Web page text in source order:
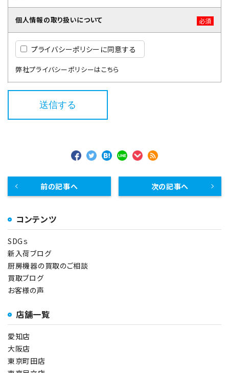
個人情報の取り扱いについて 必須
プライバシーポリシーに同意する
弊社プライバシーポリシーはこちら
前の記事へ 次の記事へ
コンテンツ
SDGｓ
新入荷ブログ
厨房機器の買取のご相談
買取ブログ
お客様の声
店舗一覧
愛知店
大阪店
東京町田店